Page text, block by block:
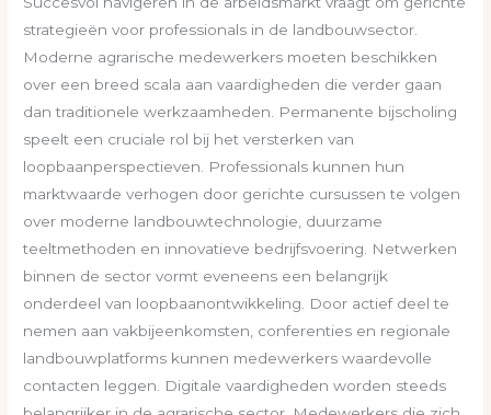
strategieën voor professionals in de landbouwsector.
Moderne agrarische medewerkers moeten beschikken
over een breed scala aan vaardigheden die verder gaan
dan traditionele werkzaamheden. Permanente bijscholing
speelt een cruciale rol bij het versterken van
loopbaanperspectieven. Professionals kunnen hun
marktwaarde verhogen door gerichte cursussen te volgen
over moderne landbouwtechnologie, duurzame
teeltmethoden en innovatieve bedrijfsvoering. Netwerken
binnen de sector vormt eveneens een belangrijk
onderdeel van loopbaanontwikkeling. Door actief deel te
nemen aan vakbijeenkomsten, conferenties en regionale
landbouwplatforms kunnen medewerkers waardevolle
contacten leggen. Digitale vaardigheden worden steeds